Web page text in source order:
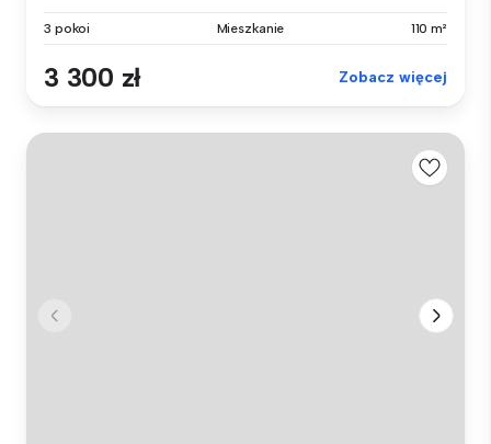
3 pokoi Mieszkanie 110 m²
3 300 zł Zobacz więcej